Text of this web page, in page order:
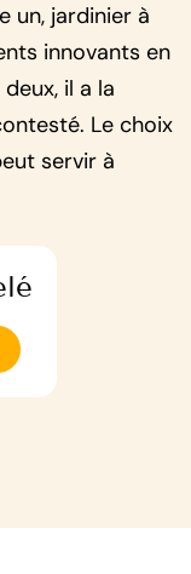
un, jardinier à
innovants en
il a la
Le choix
servir à